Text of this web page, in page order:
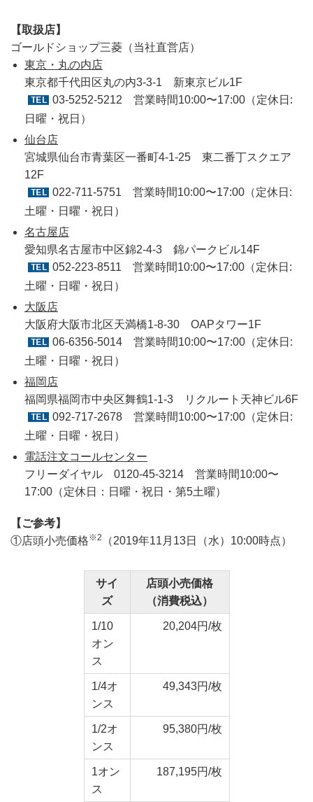
【取扱店】
ゴールドショップ三菱（当社直営店）
東京・丸の内店
東京都千代田区丸の内3-3-1 新東京ビル1F
03-5252-5212 営業時間10:00〜17:00（定休日:
日曜・祝日）
仙台店
宮城県仙台市青葉区一番町4-1-25 東二番丁スクエア
12F
022-711-5751 営業時間10:00〜17:00（定休日:
土曜・日曜・祝日）
名古屋店
愛知県名古屋市中区錦2-4-3 錦パークビル14F
052-223-8511 営業時間10:00〜17:00（定休日:
土曜・日曜・祝日）
大阪店
大阪府大阪市北区天満橋1-8-30 OAPタワー1F
06-6356-5014 営業時間10:00〜17:00（定休日:
土曜・日曜・祝日）
福岡店
福岡県福岡市中央区舞鶴1-1-3 リクルート天神ビル6F
092-717-2678 営業時間10:00〜17:00（定休日:
土曜・日曜・祝日）
電話注文コールセンター
フリーダイヤル 0120-45-3214 営業時間10:00〜
17:00（定休日：日曜・祝日・第5土曜）
【ご参考】
①店頭小売価格※2 （2019年11月13日（水）10:00時点）
サイ
ズ
店頭小売価格
（消費税込）
1/10
オン
ス
20,204円/枚
1/4オ
ンス
49,343円/枚
1/2オ
ンス
95,380円/枚
1オン
ス
187,195円/枚